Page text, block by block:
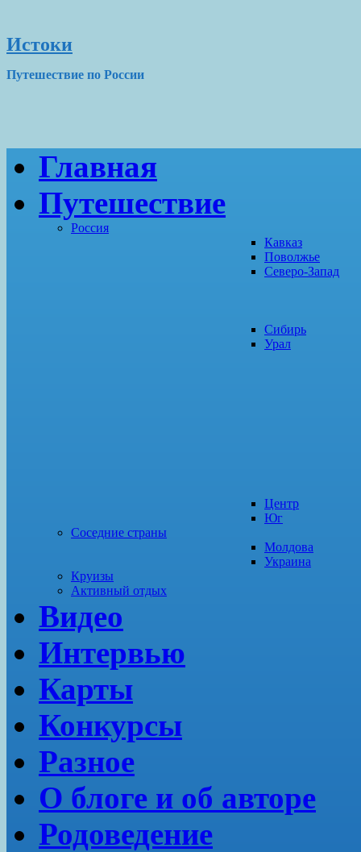
Истоки
Путешествие по России
Главная
Путешествие
Россия
Кавказ
Поволжье
Северо-Запад
Сибирь
Урал
Центр
Юг
Соседние страны
Молдова
Украина
Круизы
Активный отдых
Видео
Интервью
Карты
Конкурсы
Разное
О блоге и об авторе
Родоведение